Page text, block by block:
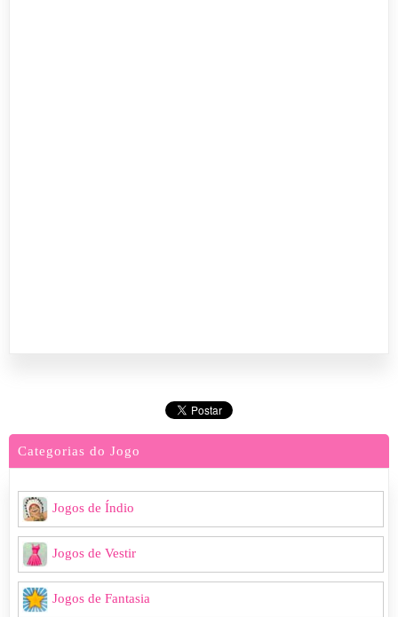
Categorias do Jogo
Jogos de Índio
Jogos de Vestir
Jogos de Fantasia